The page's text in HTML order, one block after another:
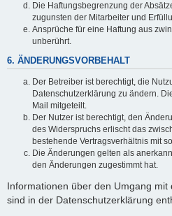
Die Haftungsbegrenzung der
zugunsten der Mitarbeiter und
Ansprüche für eine Haftung aus
unberührt.
6. ÄNDERUNGSVORBEHALT
Der Betreiber ist berechtigt, die
Datenschutzerklärung zu ändern.
Mail mitgeteilt.
Der Nutzer ist berechtigt, den
des Widerspruchs erlischt das
bestehende Vertragsverhältnis mit
Die Änderungen gelten als
den Änderungen zugestimmt hat.
Informationen über den Umgang mit
sind in der Datenschutzerklärung